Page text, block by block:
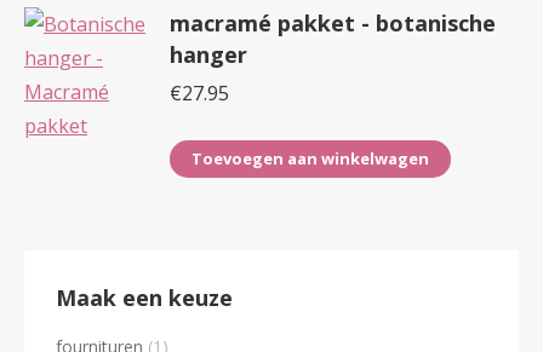
macramé pakket - botanische
hanger
€27.95
Toevoegen aan winkelwagen
Maak een keuze
fournituren (1)